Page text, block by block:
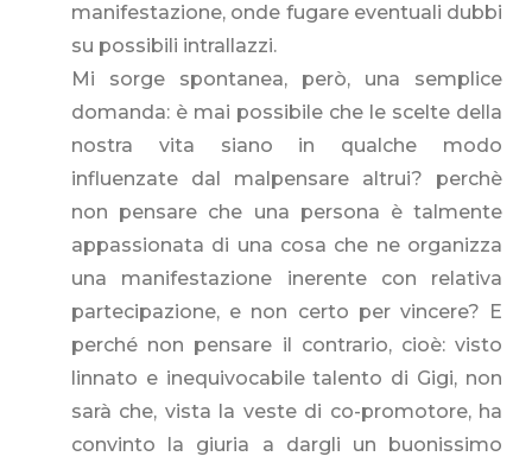
manifestazione, onde fugare eventuali dubbi
su possibili intrallazzi.
Mi sorge spontanea, però, una semplice
domanda: è mai possibile che le scelte della
nostra vita siano in qualche modo
influenzate dal malpensare altrui? perchè
non pensare che una persona è talmente
appassionata di una cosa che ne organizza
una manifestazione inerente con relativa
partecipazione, e non certo per vincere? E
perché non pensare il contrario, cioè: visto
linnato e inequivocabile talento di Gigi, non
sarà che, vista la veste di co-promotore, ha
convinto la giuria a dargli un buonissimo